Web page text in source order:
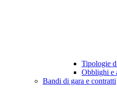
Tipologie
Obblighi e
Bandi di gara e contratti